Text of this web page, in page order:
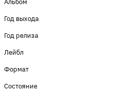
Альбом
Год выхода
Год релиза
Лейбл
Формат
Состояние